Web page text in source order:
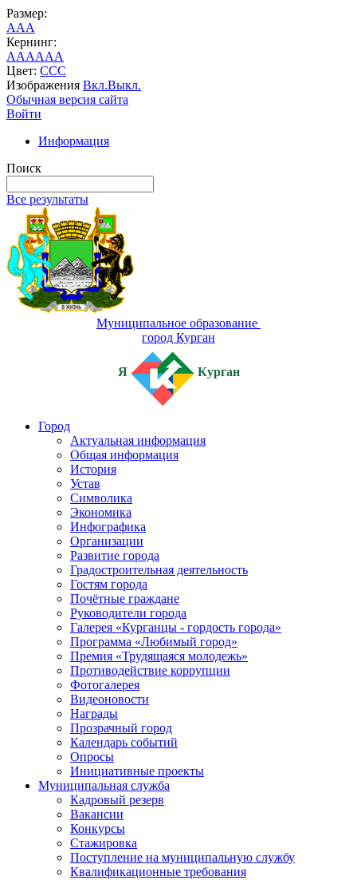
Размер:
AAA
Кернинг:
AAAAAA
Цвет: CCC
Изображения Вкл.Выкл.
Обычная версия сайта
Войти
Информация
Поиск
Все результаты
Муниципальное образование
город Курган
Я Курган
Город
Актуальная информация
Общая информация
История
Устав
Символика
Экономика
Инфографика
Организации
Развитие города
Градостроительная деятельность
Гостям города
Почётные граждане
Руководители города
Галерея «Курганцы - гордость города»
Программа «Любимый город»
Премия «Трудящаяся молодежь»
Противодействие коррупции
Фотогалерея
Видеоновости
Награды
Прозрачный город
Календарь событий
Опросы
Инициативные проекты
Муниципальная служба
Кадровый резерв
Вакансии
Конкурсы
Стажировка
Поступление на муниципальную службу
Квалификационные требования